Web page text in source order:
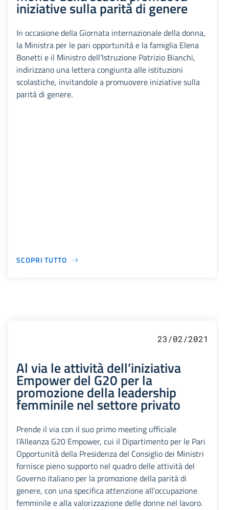
iniziative sulla parità di genere
In occasione della Giornata internazionale della donna,
la Ministra per le pari opportunità e la famiglia Elena
Bonetti e il Ministro dell’Istruzione Patrizio Bianchi,
indirizzano una lettera congiunta alle istituzioni
scolastiche, invitandole a promuovere iniziative sulla
parità di genere.
SCOPRI TUTTO
23/02/2021
Al via le attività dell’iniziativa
Empower del G20 per la
promozione della leadership
femminile nel settore privato
Prende il via con il suo primo meeting ufficiale
l’Alleanza G20 Empower, cui il Dipartimento per le Pari
Opportunità della Presidenza del Consiglio dei Ministri
fornisce pieno supporto nel quadro delle attività del
Governo italiano per la promozione della parità di
genere, con una specifica attenzione all’occupazione
femminile e alla valorizzazione delle donne nel lavoro.